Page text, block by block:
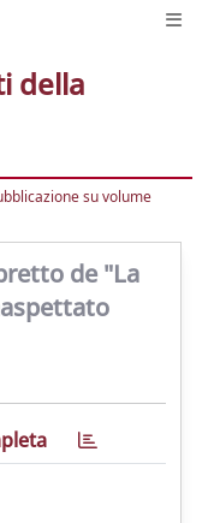
della
su volume
de "La